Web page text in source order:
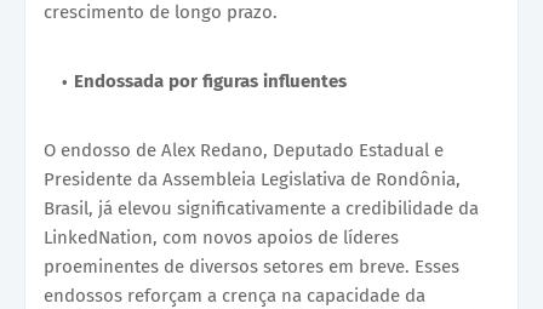
crescimento de longo prazo.
Endossada por figuras influentes
O endosso de Alex Redano, Deputado Estadual e
Presidente da Assembleia Legislativa de Rondônia,
Brasil, já elevou significativamente a credibilidade da
LinkedNation, com novos apoios de líderes
proeminentes de diversos setores em breve. Esses
endossos reforçam a crença na capacidade da